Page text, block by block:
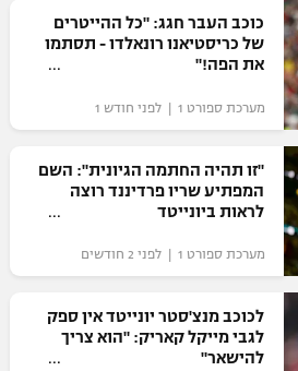
כוכב העבר חגג: "כל ההייטרים
של כריסטיאנו רונאלדו - תסתמו
את הפה!"
מערכת ספורט 1 | לפני חודש 1
"זו תהיה החתמה הגיונית": השם
המפתיע שריו פרדיננד רוצה
לראות ביונייטד
מערכת ספורט 1 | לפני 2 חודשים
לכוכב מנצ'סטר יונייטד אין ספק
לגבי מייקל קאריק: "הוא צריך
להישאר"